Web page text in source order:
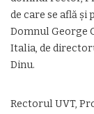
de care se află și
Domnul George
Italia, de
Dinu.
Rectorul UVT,